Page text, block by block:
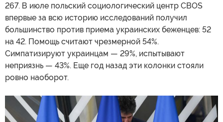
267. В июле польский социологический центр CBOS
впервые за всю историю исследований получил
большинство против приема украинских беженцев: 52
на 42. Помощь считают чрезмерной 54%.
Симпатизируют украинцам — 29%, испытывают
неприязнь — 43%. Еще год назад эти колонки стояли
ровно наоборот.